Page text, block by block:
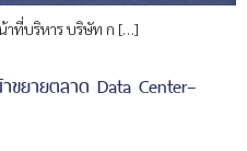
าที่บริหาร บริษัท ก […]
ขยายตลาด Data Center–